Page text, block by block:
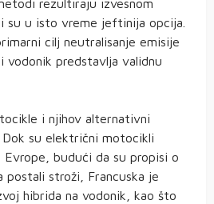
rezultiraju izvesnom
su u isto vreme jeftinija opcija.
cilj neutralisanje emisije
vodonik predstavlja validnu
i njihov alternativni
su električni motocikli
budući da su propisi o
postali stroži, Francuska je
hibrida na vodonik, kao što